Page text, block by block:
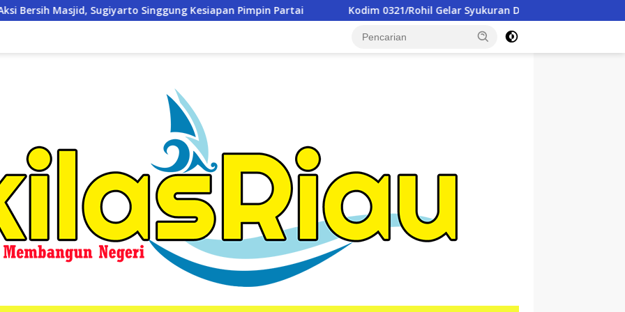
Singgung Kesiapan Pimpin Partai Kodim 0321/Rohil Gelar Syukuran Dan Doa Bersama Peringati HUT ke-1 Kodam